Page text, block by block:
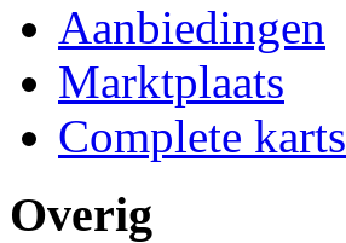
Aanbiedingen
Marktplaats
Complete karts
Overig